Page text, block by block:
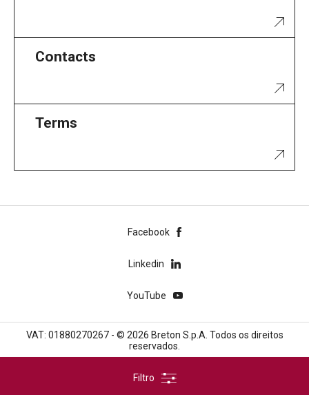
Contacts
Terms
Facebook
Linkedin
YouTube
VAT: 01880270267 - © 2026 Breton S.p.A. Todos os direitos
reservados.
Filtro